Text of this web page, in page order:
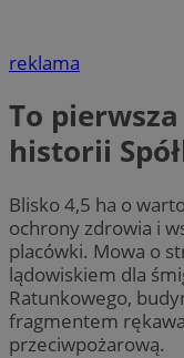
reklama
To
historii
Blisko 4,5 ha o
ochrony zdrowia i
placówki. Mowa o
lądowiskiem dla
Ratunkowego,
fragmentem
przeciwpożarową.